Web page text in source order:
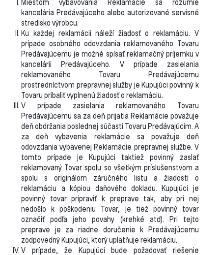
Miestom vybavovania Reklamácie sa rozumie
kancelária Predávajúceho alebo autorizované servisné
stredisko výrobcu.
Ku každej reklamácii náleží žiadosť o reklamáciu. V
prípade osobného odovzdania reklamovaného Tovaru
Predávajúcemu je možné spísať reklamačný príjemku v
kancelárii Predávajúceho. V prípade zasielania
reklamovaného Tovaru Predávajúcemu
prostredníctvom prepravnej služby je Kupujúci povinný k
Tovaru pribaliť vyplnenú žiadosť o reklamáciu.
V prípade zasielania reklamovaného Tovaru
Predávajúcemu sa za deň prijatia Reklamácie považuje
deň obdržania poslednej súčasti Tovaru Predávajúcim. A
za deň vybavenia reklamácie sa považuje deň
odovzdania vybavenej Reklamácie prepravnej službe. V
tomto prípade je Kupujúci taktiež povinný zaslať
reklamovaný Tovar spolu so všetkým príslušenstvom a
spolu s originálom záručného listu a žiadosti o
reklamáciu a kópiou daňového dokladu. Kupujúci je
povinný tovar pripraviť k preprave tak, aby pri nej
nedošlo k poškodeniu Tovar, je tiež povinný tovar
označiť podľa jeho povahy (krehké atď). Pri tejto
preprave je za riadne doručenie k Predávajúcemu
zodpovedný Kupujúci, ktorý uplatňuje reklamáciu.
V prípade, že Kupujúci bude požadovať riešenie